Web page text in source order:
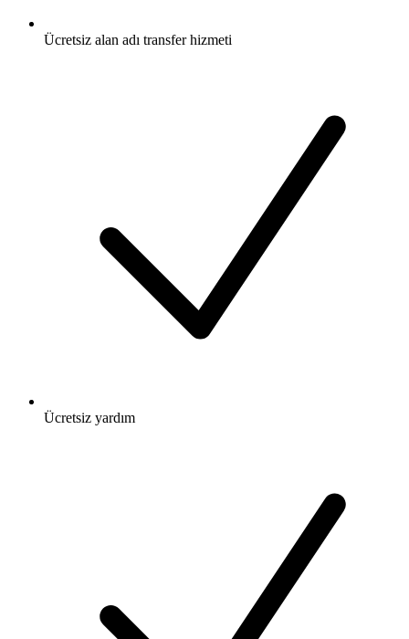
Ücretsiz alan adı transfer hizmeti
Ücretsiz yardım